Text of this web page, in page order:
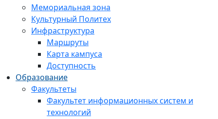
Мемориальная зона
Культурный Политех
Инфраструктура
Маршруты
Карта кампуса
Доступность
Образование
Факультеты
Факультет информационных систем и
технологий